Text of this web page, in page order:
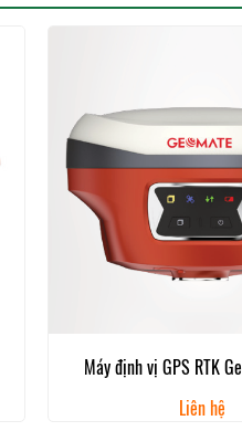
Máy định vị GPS RTK
Liên hệ